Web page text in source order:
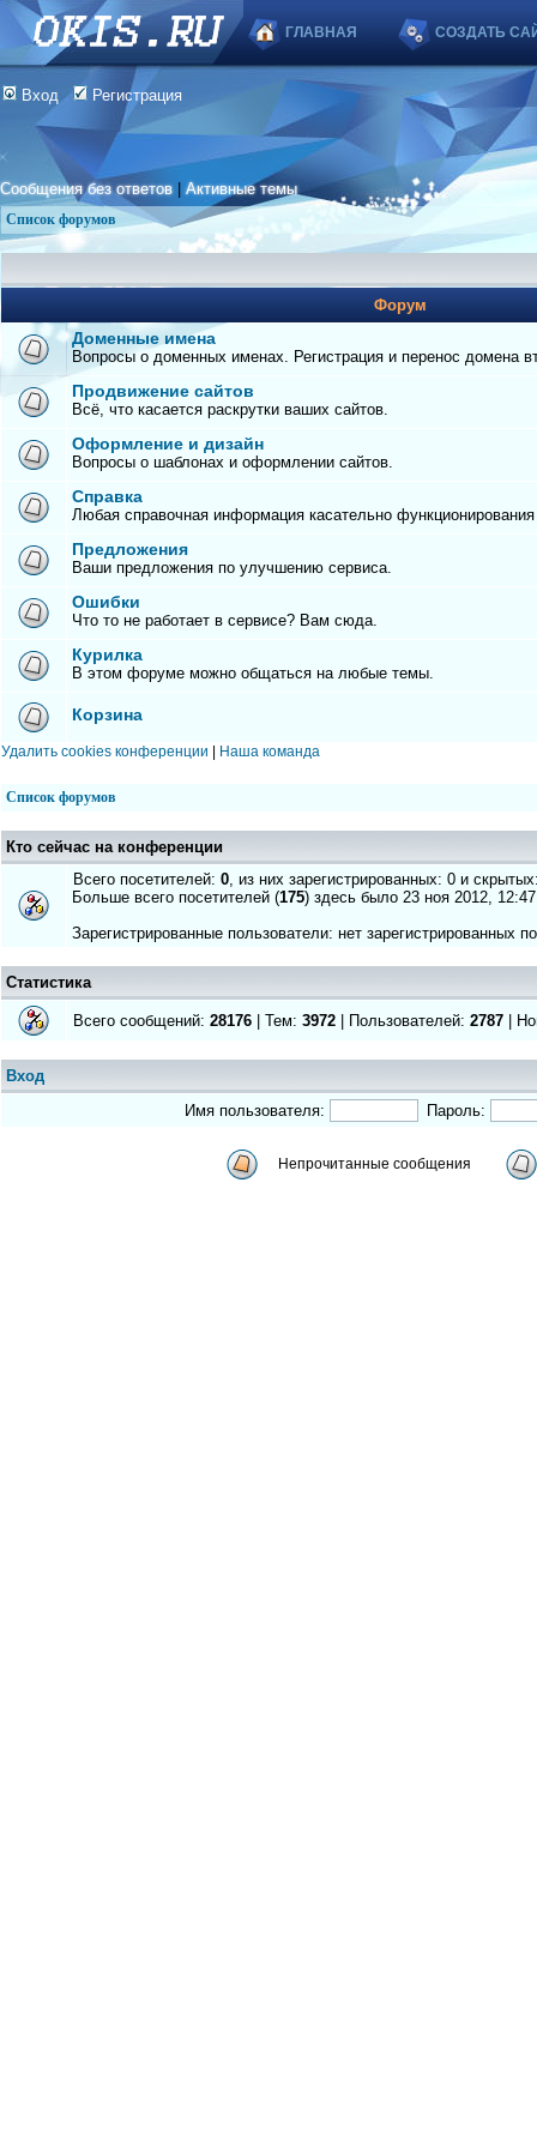
ГЛАВНАЯ СОЗДАТЬ
Вход Регистрация
Сообщения без ответов |Активные темы
Список форумов
Форум
Доменные имена
Вопросы о доменных именах. Регистрация и перенос домена
Продвижение сайтов
Всё, что касается раскрутки ваших сайтов.
Оформление и дизайн
Вопросы о шаблонах и оформлении сайтов.
Справка
Любая справочная информация касательно
Предложения
Ваши предложения по улучшению сервиса.
Ошибки
Что то не работает в сервисе? Вам сюда.
Курилка
В этом форуме можно общаться на любые темы.
Корзина
Удалить cookies конференции Наша команда
Список форумов
Кто сейчас на конференции
Всего посетителей: 0, из них зарегистрированных: 0 и
Больше всего посетителей (175) здесь было 23 ноя 2012, 12:47
Зарегистрированные пользователи: нет зарегистрированных
Статистика
Всего сообщений: 28176 | Тем: 3972 | Пользователей: 2787 |
Вход
Имя пользователя:
Пароль:
Непрочитанные сообщения